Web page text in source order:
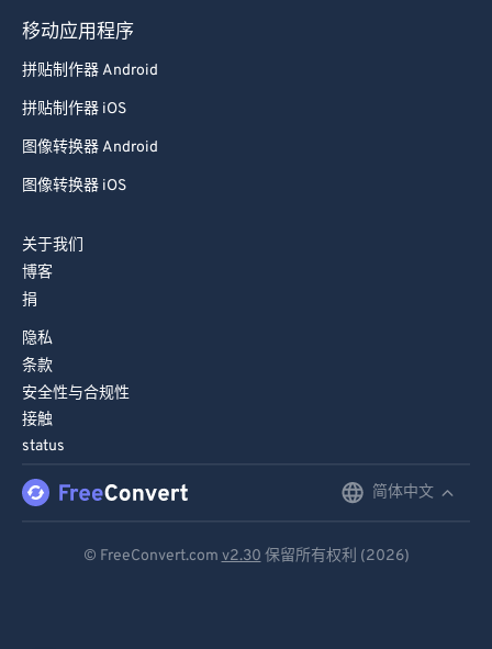
移动应用程序
拼贴制作器 Android
拼贴制作器 iOS
图像转换器 Android
图像转换器 iOS
关于我们
博客
捐
隐私
条款
安全性与合规性
接触
status
简体中文
© FreeConvert.com v2.30 保留所有权利 (2026)